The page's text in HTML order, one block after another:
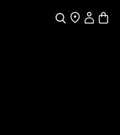
SucheHändler
Mein